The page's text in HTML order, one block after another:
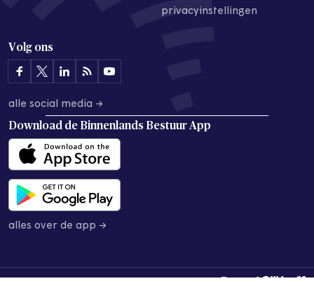
privacyinstellingen
Volg ons
alle social media →
Download de Binnenlands Bestuur App
alles over de app →